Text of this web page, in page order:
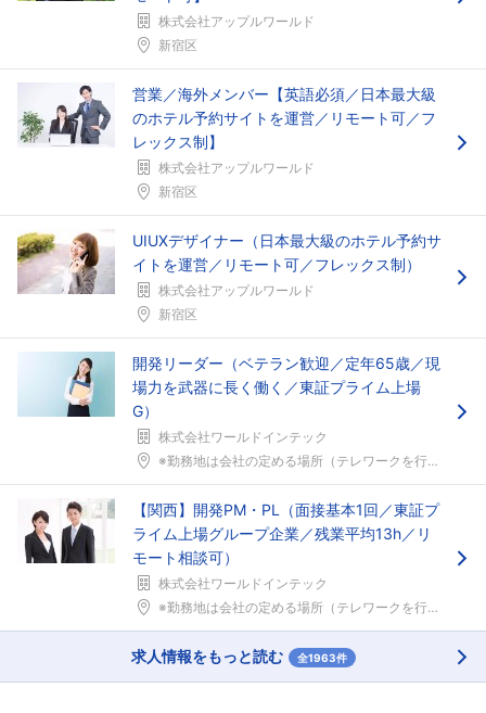
株式会社アップルワールド
新宿区
営業／海外メンバー【英語必須／日本最大級
のホテル予約サイトを運営／リモート可／フ
レックス制】
株式会社アップルワールド
新宿区
UIUXデザイナー（日本最大級のホテル予約サ
イトを運営／リモート可／フレックス制）
株式会社アップルワールド
新宿区
開発リーダー（ベテラン歓迎／定年65歳／現
場力を武器に長く働く／東証プライム上場
G）
株式会社ワールドインテック
※勤務地は会社の定める場所（テレワークを行う場所を...
【関西】開発PM・PL（面接基本1回／東証プ
ライム上場グループ企業／残業平均13h／リ
モート相談可）
株式会社ワールドインテック
※勤務地は会社の定める場所（テレワークを行う場所を...
求人情報をもっと読む 全1963件